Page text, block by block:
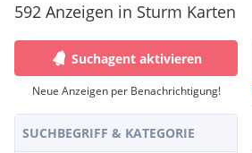
592 Anzeigen in Sturm Karten
Suchagent aktivieren
Neue Anzeigen per Benachrichtigung!
SUCHBEGRIFF & KATEGORIE